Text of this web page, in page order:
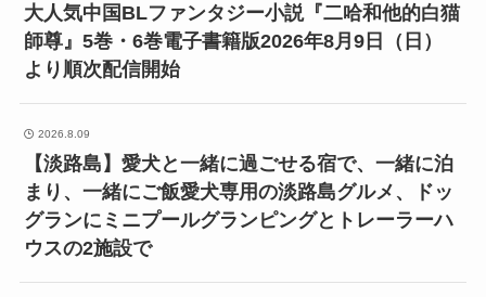
大人気中国BLファンタジー小説『二哈和他的白猫
師尊』5巻・6巻電子書籍版2026年8月9日（日）
より順次配信開始
2026.8.09
【淡路島】愛犬と一緒に過ごせる宿で、一緒に泊
まり、一緒にご飯愛犬専用の淡路島グルメ、ドッ
グランにミニプールグランピングとトレーラーハ
ウスの2施設で